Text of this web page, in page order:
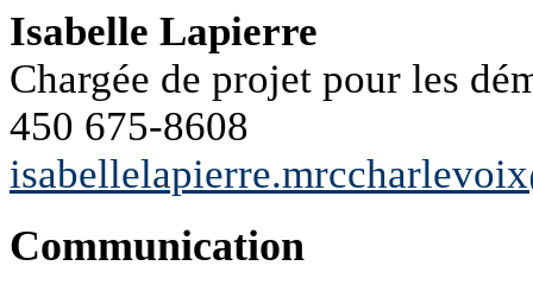
Isabelle Lapierre
Chargée de projet pour les
450 675-8608
Communication